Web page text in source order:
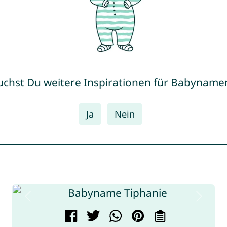
Du weitere Inspirationen für
Ja Nein